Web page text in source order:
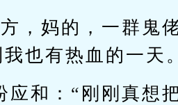
，妈的，一群鬼
也有热血的一天
应和：“刚刚真想